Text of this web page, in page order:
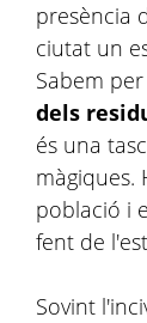
presència
ciutat un
Sabem
dels
és una
màgiques.
població i
fent de
Sovint